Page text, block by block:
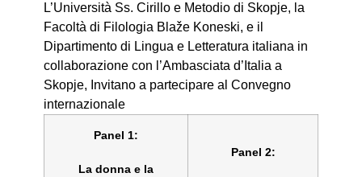
L’Università Ss. Cirillo e Metodio di Skopje, la
Facoltà di Filologia Blaže Koneski, e il
Dipartimento di Lingua e Letteratura italiana in
collaborazione con l’Ambasciata d’Italia a
Skopje, Invitano a partecipare al Convegno
internazionale
Panel 1:
La donna e la
Panel 2: